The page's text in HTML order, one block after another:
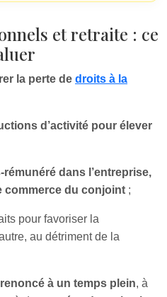
et retraite : ce
la perte de droits à la
d’activité pour élever
dans l’entreprise,
commerce du conjoint ;
pour favoriser la
au détriment de la
renoncé à un temps plein, à